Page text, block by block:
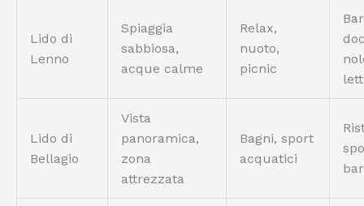
Lido di
Lenno
Spiaggia
sabbiosa,
acque calme
Relax,
nuoto,
picnic
Lido di
Bellagio
Vista
panoramica,
zona
attrezzata
Bagni, sport
acquatici
bar